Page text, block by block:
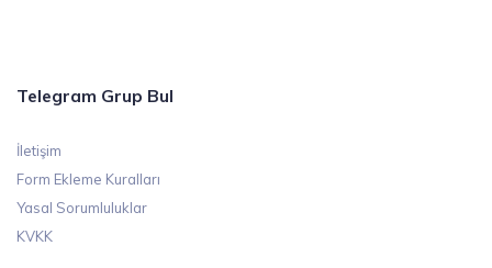
Telegram Grup Bul
İletişim
Form Ekleme Kuralları
Yasal Sorumluluklar
KVKK